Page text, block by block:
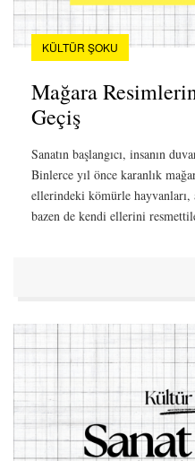
KÜLTÜR ŞOKU
Mağara
Geçiş
Sanatın başlangıcı, insanın
Binlerce yıl önce karanlık
ellerindeki kömürle hayvanları,
bazen de kendi ellerini